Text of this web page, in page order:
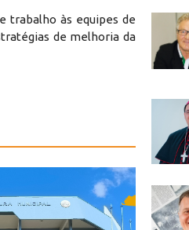
trabalho às equipes de
de melhoria da